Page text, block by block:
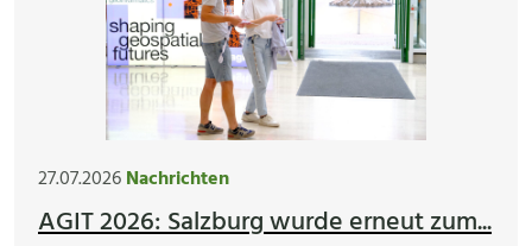
27.07.2026Nachrichten
AGIT 2026: Salzburg wurde erneut zum...